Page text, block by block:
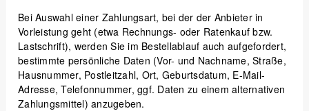
Bei Auswahl einer Zahlungsart, bei der der Anbieter in
Vorleistung geht (etwa Rechnungs- oder Ratenkauf bzw.
Lastschrift), werden Sie im Bestellablauf auch aufgefordert,
bestimmte persönliche Daten (Vor- und Nachname, Straße,
Hausnummer, Postleitzahl, Ort, Geburtsdatum, E-Mail-
Adresse, Telefonnummer, ggf. Daten zu einem alternativen
Zahlungsmittel) anzugeben.